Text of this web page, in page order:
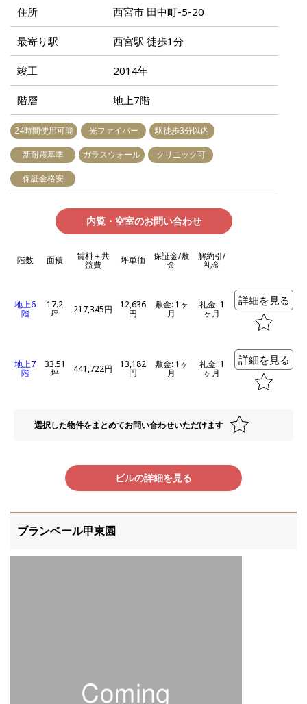
住所 西宮市 田中町-5-20
最寄り駅 西宮駅 徒歩1分
竣工 2014年
階層 地上7階
24時間使用可能 光ファイバー 駅徒歩3分以内
新耐震基準 ガラスウォール クリニック可
保証金格安
内覧・空室のお問い合わせ
階数 面積 賃料＋共
益費 坪単価 保証金/敷
金
解約引/
礼金
地上6
階
17.2
坪 217,345円 12,636
円
敷金: 1ヶ
月
礼金: 1
ヶ月
詳細を見る
地上7
階
33.51
坪 441,722円 13,182
円
敷金: 1ヶ
月
礼金: 1
ヶ月
詳細を見る
選択した物件をまとめてお問い合わせいただけます
ビルの詳細を見る
ブランベール甲東園